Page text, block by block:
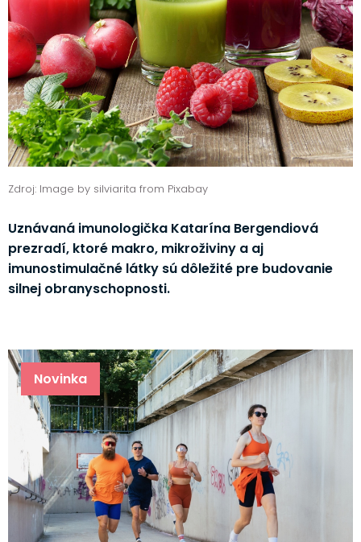
Zdroj: Image by silviarita from Pixabay
Uznávaná imunologička Katarína Bergendiová
prezradí, ktoré makro, mikroživiny a aj
imunostimulačné látky sú dôležité pre budovanie
silnej obranyschopnosti.
Novinka